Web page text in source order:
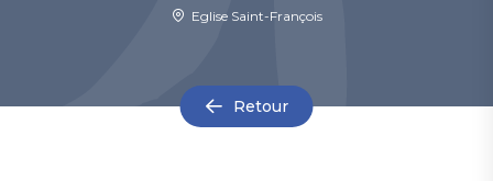
Eglise Saint-François
Retour